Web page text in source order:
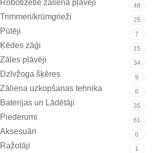
Robotizētie zāliena pļāvēji 48
Trimmeri/krūmgrieži 25
Pūtēji 7
Ķēdes zāģi 15
Zāles pļāvēji 34
Dzīvžoga šķēres 9
Zāliena uzkopšanas tehnika 0
Baterijas un Lādētāji 35
Piederumi 61
Aksesuāri 0
Ražotāji 1